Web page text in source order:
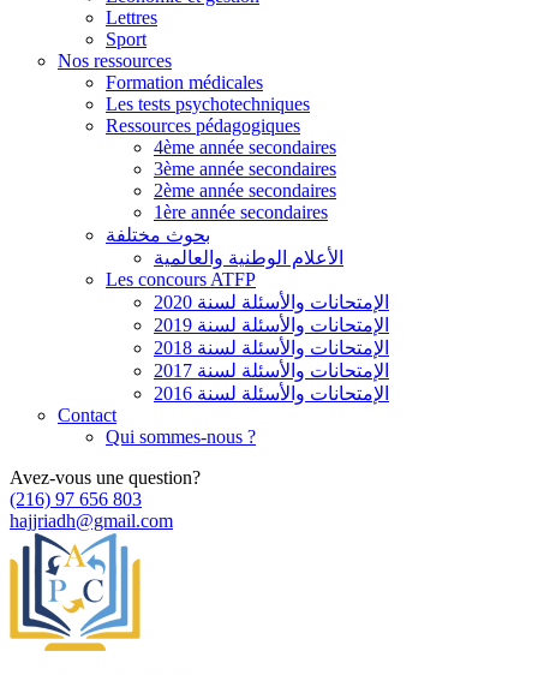
Lettres
Sport
Nos ressources
Formation médicales
Les tests psychotechniques
Ressources pédagogiques
4ème année secondaires
3ème année secondaires
2ème année secondaires
1ère année secondaires
بحوث مختلفة
الأعلام الوطنية والعالمية
Les concours ATFP
الإمتحانات والأسئلة لسنة 2020
الإمتحانات والأسئلة لسنة 2019
الإمتحانات والأسئلة لسنة 2018
الإمتحانات والأسئلة لسنة 2017
الإمتحانات والأسئلة لسنة 2016
Contact
Qui sommes-nous ?
Avez-vous une question?
(216) 97 656 803
hajjriadh@gmail.com